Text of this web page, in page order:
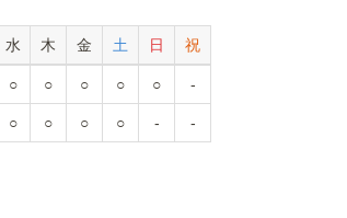
水 木 金 土 日 祝
○ ○ ○ ○ ○ -
○ ○ ○ ○ - -